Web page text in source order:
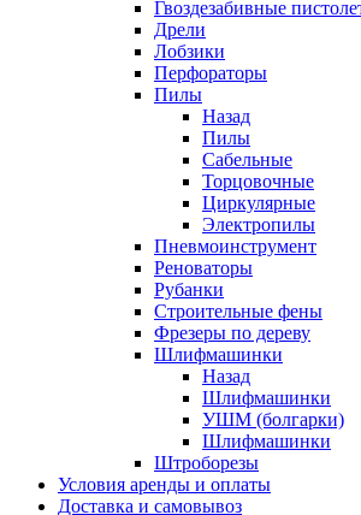
Гвоздезабивные
Дрели
Лобзики
Перфораторы
Пилы
Назад
Пилы
Сабельные
Торцовочные
Циркулярные
Электропилы
Пневмоинструмент
Реноваторы
Рубанки
Строительные фены
Фрезеры по дереву
Шлифмашинки
Назад
Шлифмашинки
УШМ (болгарки)
Шлифмашинки
Штроборезы
Условия аренды и оплаты
Доставка и самовывоз